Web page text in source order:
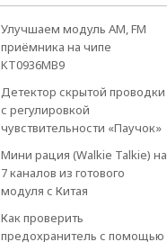
Улучшаем модуль АМ, FM
приёмника на чипе
KT0936MB9
Детектор скрытой проводки
с регулировкой
чувствительности «Паучок»
Мини рация (Walkie Talkie) на
7 каналов из готового
модуля с Китая
Как проверить
предохранитель с помощью